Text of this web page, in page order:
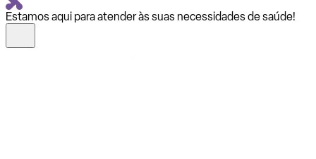
Estamos aqui para atender às suas necessidades de saúde!